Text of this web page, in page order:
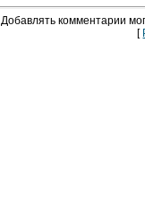
Добавлять комментарии
[